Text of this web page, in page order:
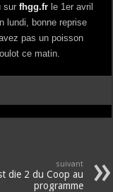
surfhgg.fr le 1er avril
lundi, bonne reprise
pas un poisson
ce matin.
suivant
die 2 du Coop au
programme